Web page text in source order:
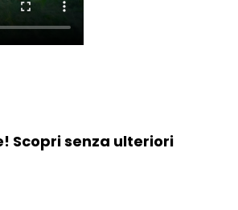
Scopri senza ulteriori